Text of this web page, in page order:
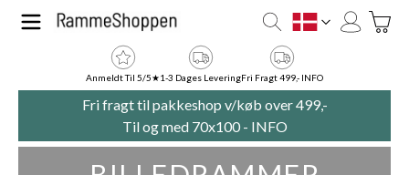
Skip to Content
DK
Anmeldt Til 5/5★1-3 Dages LeveringFri Fragt 499,- INFO
Fri fragt til pakkeshop v/køb over 499,-
Til og med 70x100 - INFO